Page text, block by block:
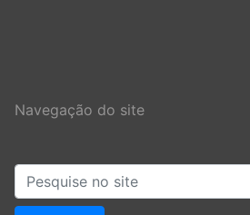
Navegação do site